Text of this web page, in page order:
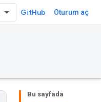
GitHub Oturum aç
Bu sayfada